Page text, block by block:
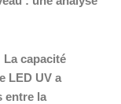
La capacité
LED UV a
entre la